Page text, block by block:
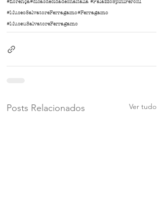
#MuseoSalvatoreFerragamo#Ferragamo
#MuseuSalvatoreFerragamo
Posts Relacionados Ver tudo